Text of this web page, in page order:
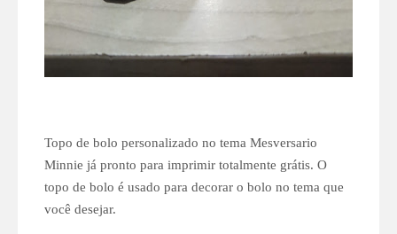
Topo de bolo personalizado no tema Mesversario
Minnie já pronto para imprimir totalmente grátis. O
topo de bolo é usado para decorar o bolo no tema que
você desejar.